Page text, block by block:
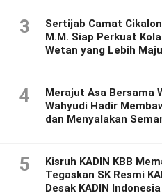
3
Sertijab Camat
M.M. Siap Perkuat
Wetan yang Lebih
4
Merajut Asa Bersama
Wahyudi Hadir
dan Menyalakan
5
Kisruh KADIN KBB
Tegaskan SK Resmi
Desak KADIN